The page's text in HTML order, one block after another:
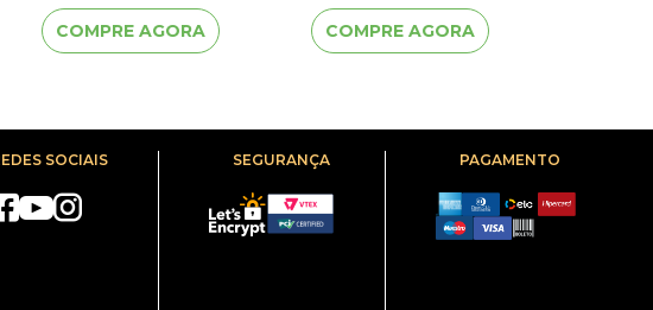
COMPRE AGORA COMPRE AGORA
SOCIAIS SEGURANÇA PAGAMENTO